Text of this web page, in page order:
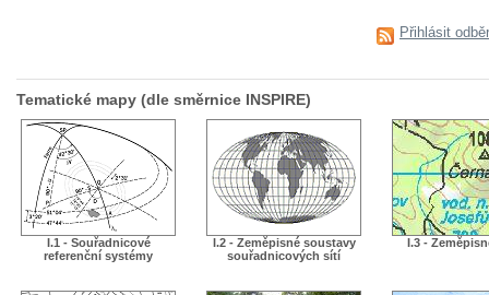
Přihlásit
Tematické mapy (dle směrnice INSPIRE)
I.1 - Souřadnicové
referenční systémy
I.2 - Zeměpisné soustavy
souřadnicových sítí
I.3 -